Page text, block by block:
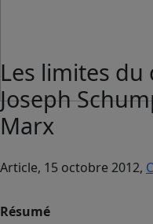
Les limites du
Joseph
Marx
Article, 15 octobre 2012,
Résumé